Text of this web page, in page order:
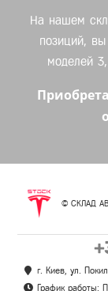
На нашем
позиций,
моделей
© СКЛАД
г. Киев, ул.
График работы: